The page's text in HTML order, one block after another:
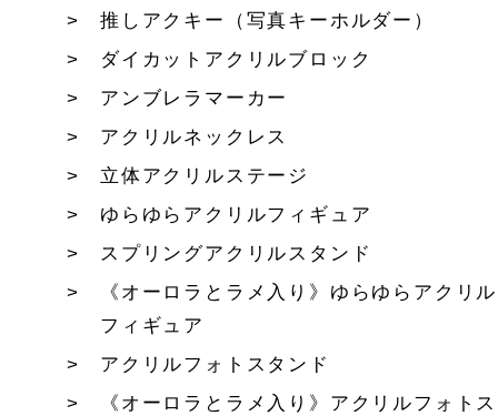
推しアクキー（写真キーホルダー）
ダイカットアクリルブロック
アンブレラマーカー
アクリルネックレス
立体アクリルステージ
ゆらゆらアクリルフィギュア
スプリングアクリルスタンド
《オーロラとラメ入り》ゆらゆらアクリル
フィギュア
アクリルフォトスタンド
《オーロラとラメ入り》アクリルフォトス